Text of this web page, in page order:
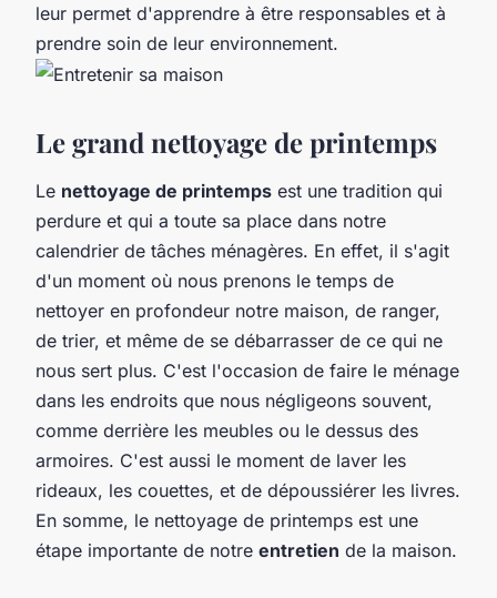
leur permet d'apprendre à être responsables et à
prendre soin de leur environnement.
Le grand nettoyage de printemps
Le nettoyage de printemps est une tradition qui
perdure et qui a toute sa place dans notre
calendrier de tâches ménagères. En effet, il s'agit
d'un moment où nous prenons le temps de
nettoyer en profondeur notre maison, de ranger,
de trier, et même de se débarrasser de ce qui ne
nous sert plus. C'est l'occasion de faire le ménage
dans les endroits que nous négligeons souvent,
comme derrière les meubles ou le dessus des
armoires. C'est aussi le moment de laver les
rideaux, les couettes, et de dépoussiérer les livres.
En somme, le nettoyage de printemps est une
étape importante de notre entretien de la maison.